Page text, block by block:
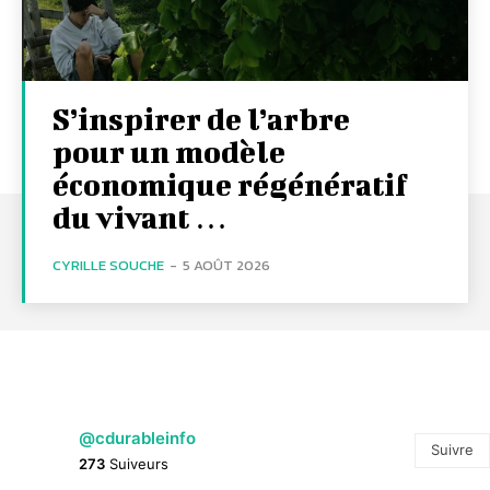
S’inspirer de l’arbre
pour un modèle
économique régénératif
du vivant …
CYRILLE SOUCHE - 5 AOÛT 2026
@cdurableinfo
273 Suiveurs
Suivre